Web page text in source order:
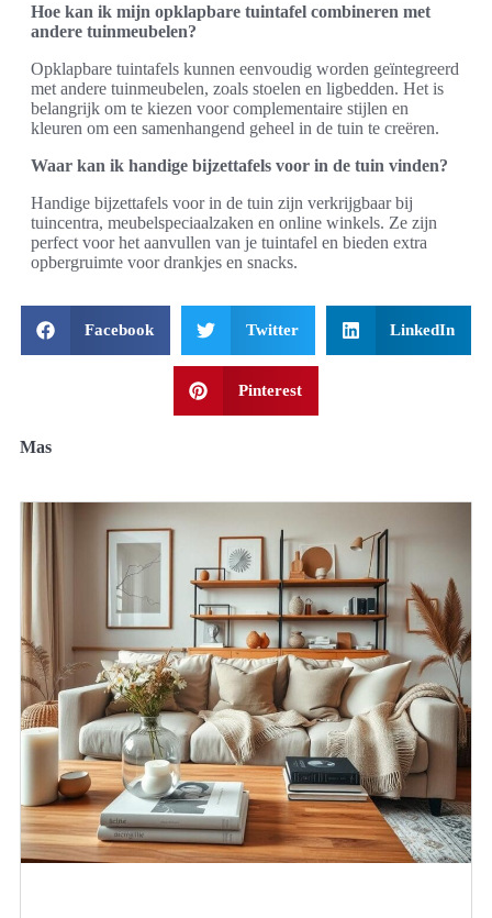
Hoe kan ik mijn opklapbare tuintafel combineren met
andere tuinmeubelen?
Opklapbare tuintafels kunnen eenvoudig worden geïntegreerd
met andere tuinmeubelen, zoals stoelen en ligbedden. Het is
belangrijk om te kiezen voor complementaire stijlen en
kleuren om een samenhangend geheel in de tuin te creëren.
Waar kan ik handige bijzettafels voor in de tuin vinden?
Handige bijzettafels voor in de tuin zijn verkrijgbaar bij
tuincentra, meubelspeciaalzaken en online winkels. Ze zijn
perfect voor het aanvullen van je tuintafel en bieden extra
opbergruimte voor drankjes en snacks.
Facebook Twitter LinkedIn
Pinterest
Mas